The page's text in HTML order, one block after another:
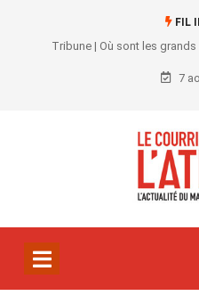
FIL
Tribune | Où sont les
7